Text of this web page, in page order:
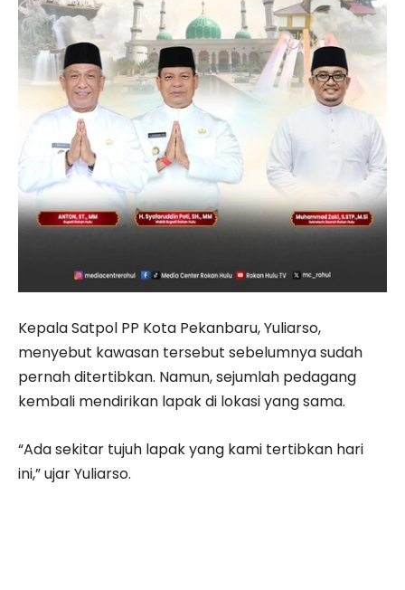
Kepala Satpol PP Kota Pekanbaru, Yuliarso,
menyebut kawasan tersebut sebelumnya sudah
pernah ditertibkan. Namun, sejumlah pedagang
kembali mendirikan lapak di lokasi yang sama.
“Ada sekitar tujuh lapak yang kami tertibkan hari
ini,” ujar Yuliarso.